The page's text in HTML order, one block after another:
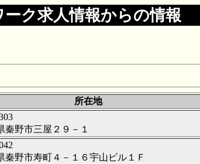
ク求人情報からの情報
所在地
秦野市三屋２９－１
秦野市寿町４－１６宇山ビル１Ｆ